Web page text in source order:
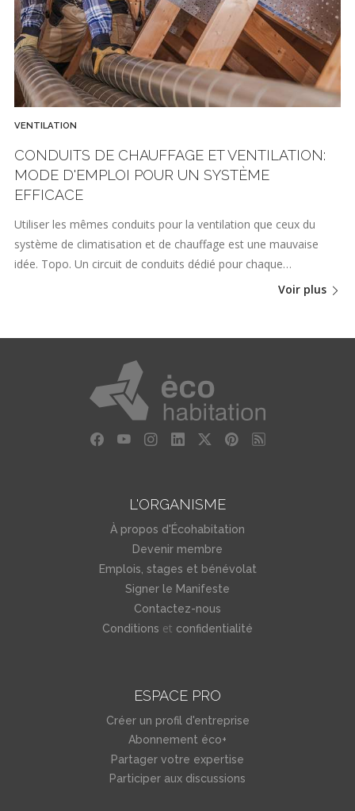
VENTILATION
CONDUITS DE CHAUFFAGE ET VENTILATION:
MODE D'EMPLOI POUR UN SYSTÈME
EFFICACE
Utiliser les mêmes conduits pour la ventilation que ceux du
système de climatisation et de chauffage est une mauvaise
idée. Topo. Un circuit de conduits dédié pour chaque…
Voir plus
L'ORGANISME
À propos d'Écohabitation
Devenir membre
Emplois, stages et bénévolat
Signer le Manifeste
Contactez-nous
Conditions et confidentialité
ESPACE PRO
Créer un profil d'entreprise
Abonnement éco+
Partager votre expertise
Participer aux discussions